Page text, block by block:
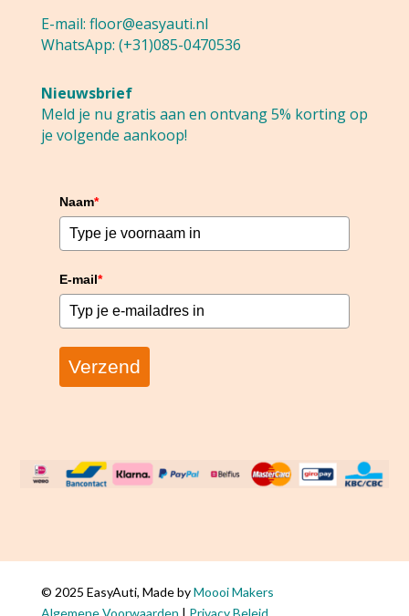
E-mail: floor@easyauti.nl
WhatsApp: (+31)085-0470536
Nieuwsbrief
Meld je nu gratis aan en ontvang 5% korting op
je volgende aankoop!
Naam*
E-mail*
Verzend
© 2025 EasyAuti, Made byMoooi Makers